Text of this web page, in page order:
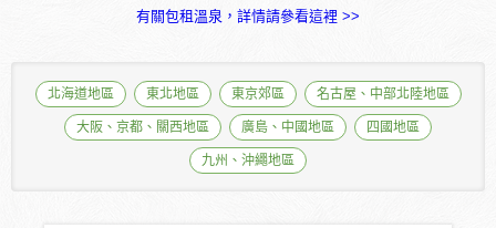
有關包租溫泉，詳情請參看這裡 >>
北海道地區 東北地區 東京郊區 名古屋、中部北陸地區
大阪、京都、關西地區 廣島、中國地區 四國地區
九州、沖繩地區